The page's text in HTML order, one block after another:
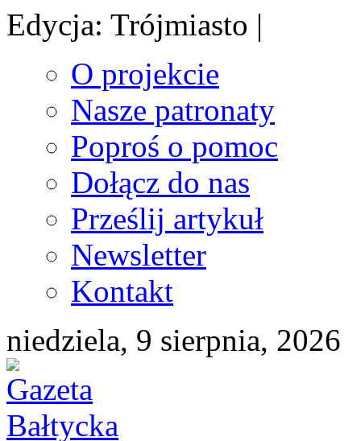
Edycja: Trójmiasto |
O projekcie
Nasze patronaty
Poproś o pomoc
Dołącz do nas
Prześlij artykuł
Newsletter
Kontakt
niedziela, 9 sierpnia, 2026